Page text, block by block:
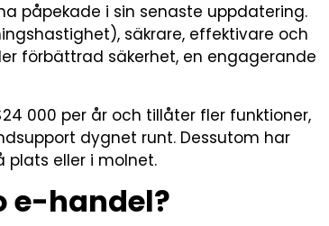
påpekade i sin senaste uppdatering.
säkrare, effektivare och
förbättrad säkerhet, en engagerande
000 per år och tillåter fler funktioner,
dygnet runt. Dessutom har
eller i molnet.
e-handel?